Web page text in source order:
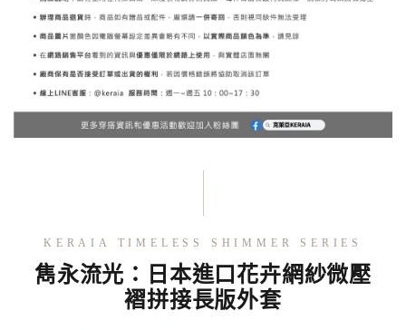
KERAIA TIMELESS SHIMMER SERIES
雋永流光：日本進口花卉網紗微壓
褶拼接長版外套